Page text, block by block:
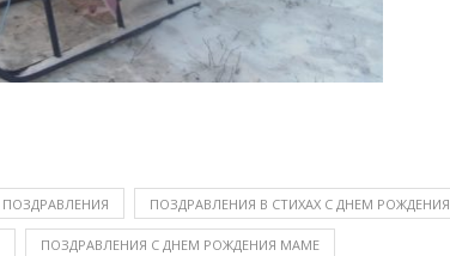
ПОЗДРАВЛЕНИЯ ПОЗДРАВЛЕНИЯ В СТИХАХ С ДНЕМ РОЖДЕНИЯ
ПОЗДРАВЛЕНИЯ С ДНЕМ РОЖДЕНИЯ МАМЕ